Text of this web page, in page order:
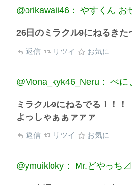
@orikawaii46： やすくん お
26日のミラクル9にねるきた
返信 リツイ お気に
@Mona_kyk46_Neru： べに
ミラクル9にねるでる！！！
よっしゃぁぁァァァ
返信 リツイ お気に
@ymuikloky： Mr.どやっち